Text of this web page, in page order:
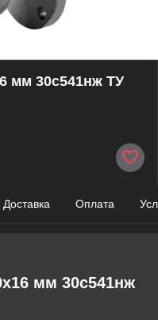
мм 30с541нж ТУ
Доставка Оплата
мм 30с541нж